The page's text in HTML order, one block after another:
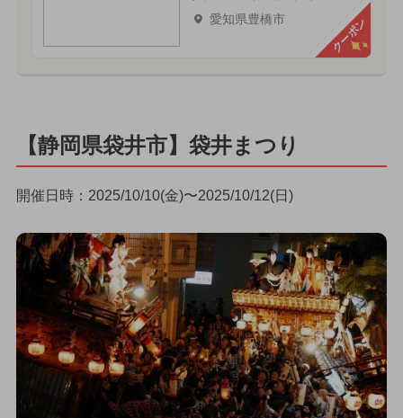
愛知県豊橋市 クーポン
【静岡県袋井市】袋井まつり
開催日時：2025/10/10(金)〜2025/10/12(日)